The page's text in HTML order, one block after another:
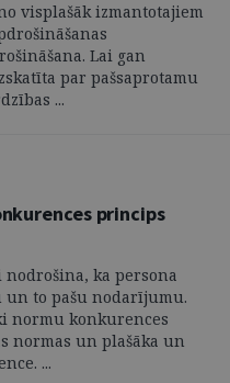
visplašāk izmantotajiem
Lai gan
par pašsaprotamu
...
princips
ka persona
to pašu nodarījumu.
normu konkurences
normas un plašāka un
...